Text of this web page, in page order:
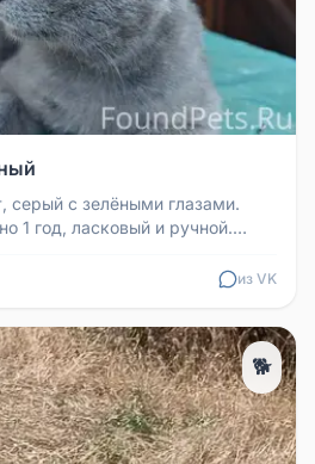
серый с зелёными глазами.
1 год, ласковый и ручной.
из VK
🐕